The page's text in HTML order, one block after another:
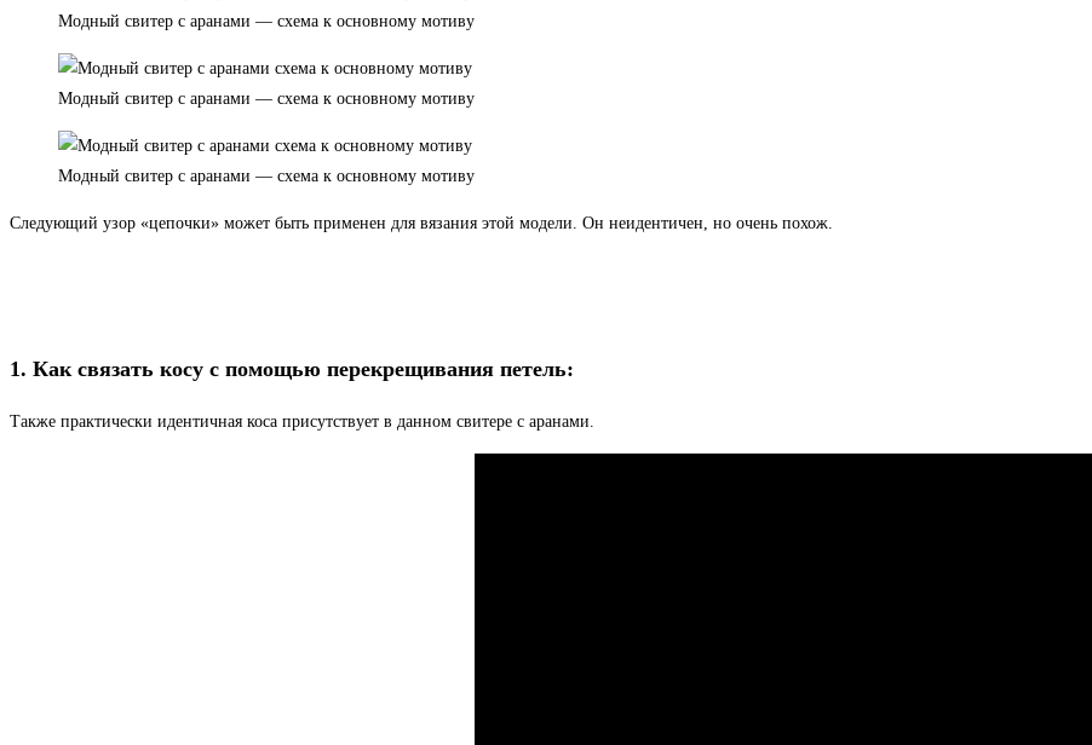
Модный свитер с аранами — схема к основному мотиву
Модный свитер с аранами — схема к основному мотиву
Модный свитер с аранами — схема к основному мотиву
Следующий узор «цепочки» может быть применен для вязания этой модели. Он неидентичен, но очень похож.
1. Как связать косу с помощью перекрещивания петель:
Также практически идентичная коса присутствует в данном свитере с аранами.